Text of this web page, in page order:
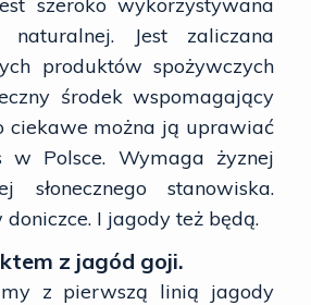
Jest zaliczana
produktów spożywczych
środek wspomagający
ciekawe można ją uprawiać
w Polsce. Wymaga żyznej
stanowiska.
I jagody też będą.
z jagód goji.
z pierwszą linią jagody